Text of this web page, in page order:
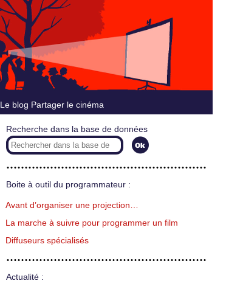
Le blog Partager le cinéma
Recherche dans la base de données
Boite à outil du programmateur :
Avant d’organiser une projection…
La marche à suivre pour programmer un film
Diffuseurs spécialisés
Actualité :